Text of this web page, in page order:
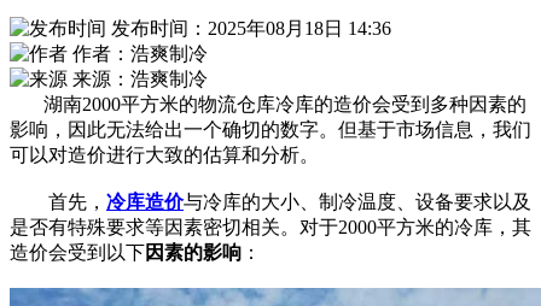
发布时间：2025年08月18日 14:36
作者：浩爽制冷
来源：浩爽制冷
湖南2000平方米的物流仓库冷库的造价会受到多种因素的
影响，因此无法给出一个确切的数字。但基于市场信息，我们
可以对造价进行大致的估算和分析。
首先， 冷库造价与冷库的大小、制冷温度、设备要求以及
是否有特殊要求等因素密切相关。对于2000平方米的冷库，其
造价会受到以下因素的影响 ：